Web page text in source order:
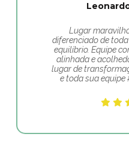
Lugar
diferenciado de
equilíbrio. Equipe
alinhada e
lugar de
e toda sua equipe